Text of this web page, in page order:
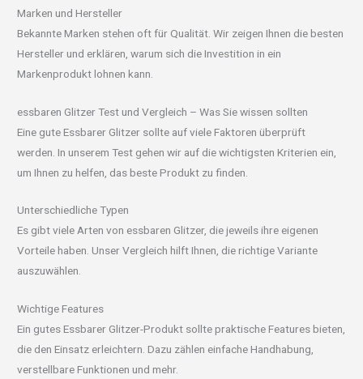
Marken und Hersteller
Bekannte Marken stehen oft für Qualität. Wir zeigen Ihnen die besten
Hersteller und erklären, warum sich die Investition in ein
Markenprodukt lohnen kann.
essbaren Glitzer Test und Vergleich – Was Sie wissen sollten
Eine gute Essbarer Glitzer sollte auf viele Faktoren überprüft
werden. In unserem Test gehen wir auf die wichtigsten Kriterien ein,
um Ihnen zu helfen, das beste Produkt zu finden.
Unterschiedliche Typen
Es gibt viele Arten von essbaren Glitzer, die jeweils ihre eigenen
Vorteile haben. Unser Vergleich hilft Ihnen, die richtige Variante
auszuwählen.
Wichtige Features
Ein gutes Essbarer Glitzer-Produkt sollte praktische Features bieten,
die den Einsatz erleichtern. Dazu zählen einfache Handhabung,
verstellbare Funktionen und mehr.